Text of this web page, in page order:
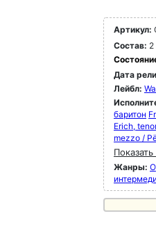
Артикул:
Состав: 2
Дата
Лейбл:
баритон
Erich,
mezzo /
Жанры: